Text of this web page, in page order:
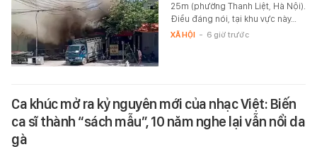
25m (phường Thanh Liệt, Hà Nội).
Điều đáng nói, tại khu vực này…
XÃ HỘI - 6 giờ trước
Ca khúc mở ra kỷ nguyên mới của nhạc Việt: Biến
ca sĩ thành “sách mẫu”, 10 năm nghe lại vẫn nổi da
gà